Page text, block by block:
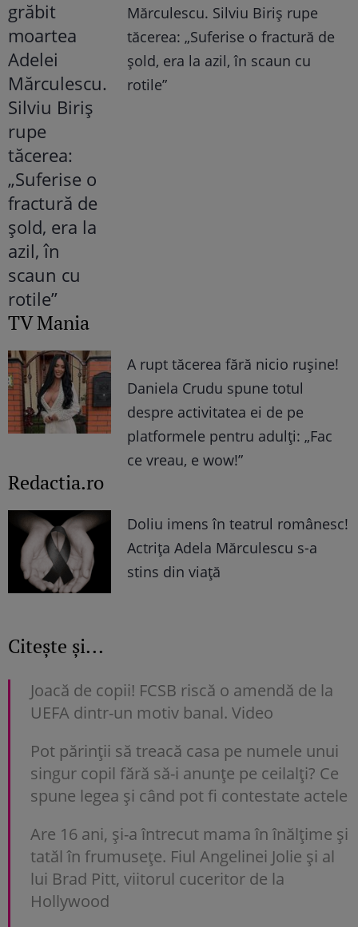
Mărculescu. Silviu Biriș rupe
tăcerea: „Suferise o fractură de
șold, era la azil, în scaun cu
rotile”
TV Mania
A rupt tăcerea fără nicio rușine!
Daniela Crudu spune totul
despre activitatea ei de pe
platformele pentru adulți: „Fac
ce vreau, e wow!”
Redactia.ro
Doliu imens în teatrul românesc!
Actrița Adela Mărculescu s-a
stins din viață
Citește și...
Joacă de copii! FCSB riscă o amendă de la
UEFA dintr-un motiv banal. Video
Pot părinții să treacă casa pe numele unui
singur copil fără să-i anunțe pe ceilalți? Ce
spune legea și când pot fi contestate actele
Are 16 ani, și-a întrecut mama în înălțime și
tatăl în frumusețe. Fiul Angelinei Jolie și al
lui Brad Pitt, viitorul cuceritor de la
Hollywood